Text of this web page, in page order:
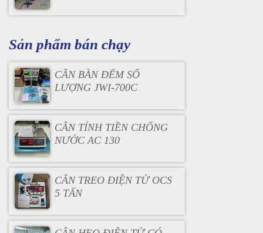
Sản phẩm bán chạy
CÂN BÀN ĐẾM SỐ
LƯỢNG JWI-700C
CÂN TÍNH TIỀN CHỐNG
NƯỚC AC 130
CÂN TREO ĐIỆN TỬ OCS
5 TẤN